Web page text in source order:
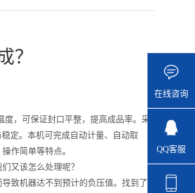
？
，可保证封口平整，提高成品率。采
定。本机可完成自动计量、自动取
作简单等特点。
又该怎么处理呢？
致机器达不到预计的负压值。找到了
在线咨询
QQ客服